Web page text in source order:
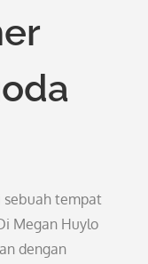
sebuah tempat
Megan Huylo
dengan